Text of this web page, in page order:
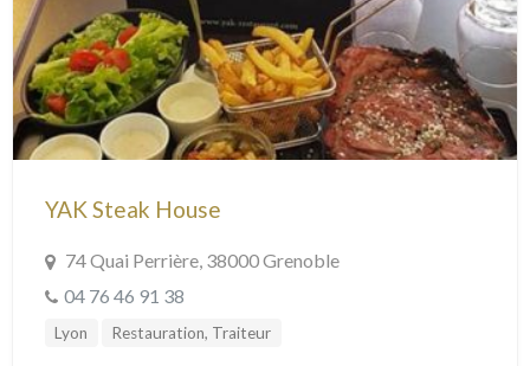
YAK Steak House
74 Quai Perrière, 38000 Grenoble
04 76 46 91 38
Lyon Restauration, Traiteur